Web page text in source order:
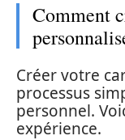
Comment
Créer votre
processus
personnel.
expérience.